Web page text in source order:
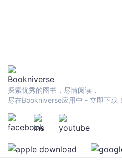
探索优秀的图书，尽情阅读，
尽在Bookniverse应用中 - 立即下载！